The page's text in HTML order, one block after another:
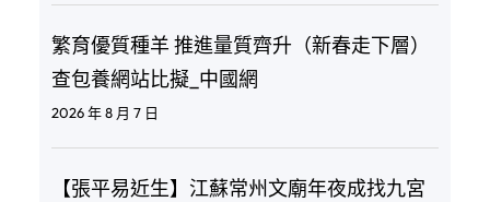
繁育優質種羊 推進量質齊升（新春走下層）
查包養網站比擬_中國網
2026 年 8 月 7 日
【張平易近生】江蘇常州文廟年夜成找九宮